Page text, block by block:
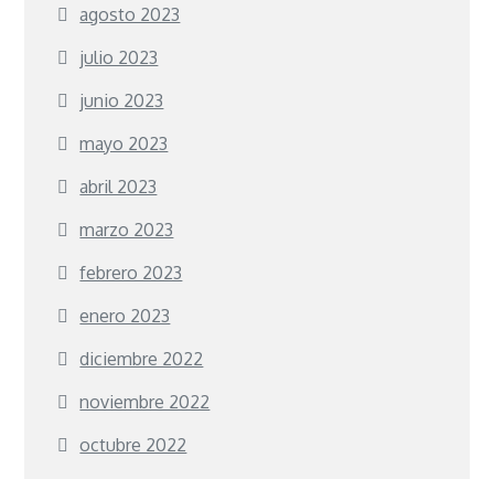
agosto 2023
julio 2023
junio 2023
mayo 2023
abril 2023
marzo 2023
febrero 2023
enero 2023
diciembre 2022
noviembre 2022
octubre 2022